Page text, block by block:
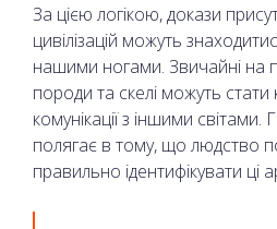
За цією логікою, докази
цивілізацій можуть
нашими ногами. Звичайні на
породи та скелі можуть
комунікації з іншими
полягає в тому, що людство
правильно ідентифікувати ці